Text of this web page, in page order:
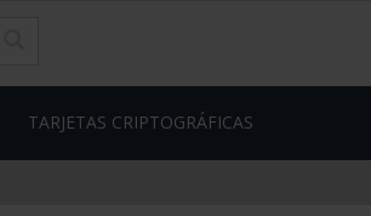
TARJETAS CRIPTOGRÁFICAS